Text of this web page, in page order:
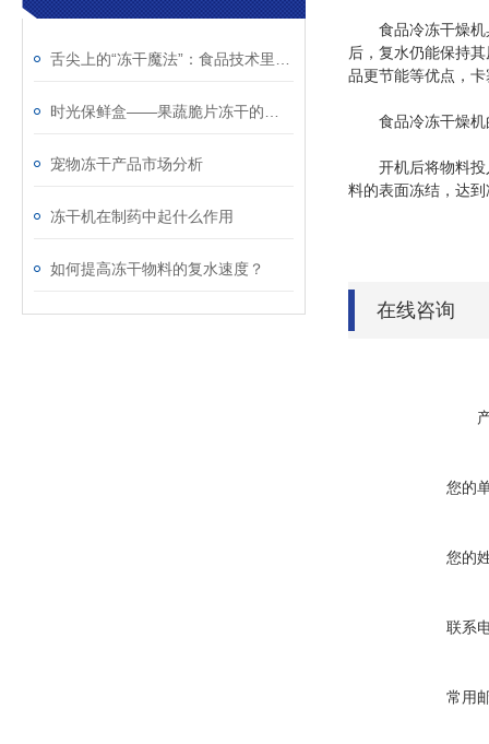
宠物冻干产品市场分析
冻干机在制药中起什么作用
如何提高冻干物料的复水速度？
食品冷冻干燥机具
后，复水仍能保持
品更节能等优点，
食品冷冻干燥机
开机后将物料投入
料的表面冻结，达
在线咨询
您的
您的
联系
常用